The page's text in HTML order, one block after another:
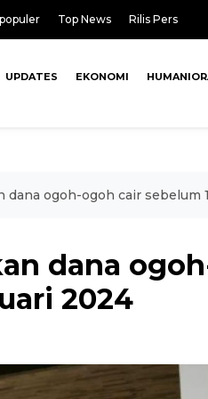
Top News Rilis Pers
UPDATES EKONOMI
dana ogoh-ogoh cair sebelum
dana
2024